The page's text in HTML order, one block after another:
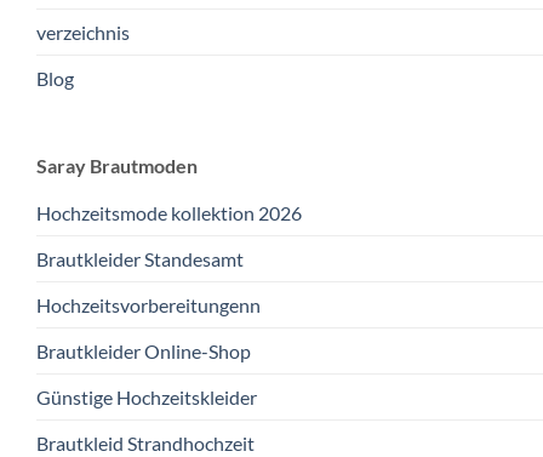
verzeichnis
Blog
Saray Brautmoden
Hochzeitsmode kollektion 2026
Brautkleider Standesamt
Hochzeitsvorbereitungenn
Brautkleider Online-Shop
Günstige Hochzeitskleider
Brautkleid Strandhochzeit